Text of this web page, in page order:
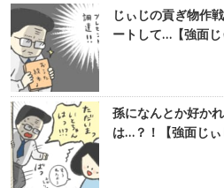
じぃじの貢ぎ物作
ートして…【強面
孫になんとか好か
は…？！【強面じ